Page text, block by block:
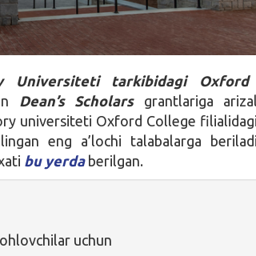
Universiteti tarkibidagi Oxford
Dean’s Scholarsgrantlariga
universiteti Oxford College
eng a’lochi talabalarga
bu yerdaberilgan.
uchun